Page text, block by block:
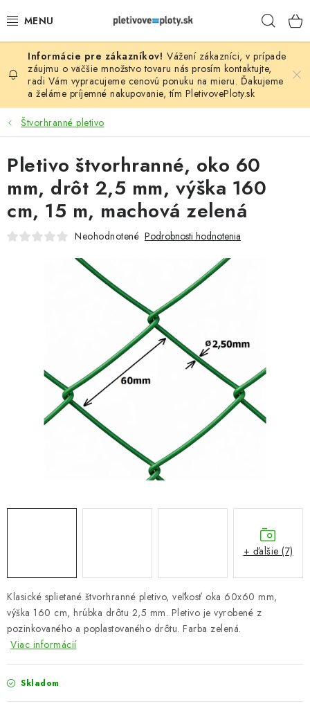
na
PLOTOVÉ PANELY
PLETIVO
STĹPIKY
PODHRABOVÉ DOSKY
BRÁNY A BRÁNKY
GABIÓNY (PLOTY, KOŠE)
PRÍSLUŠENSTVO
BETÓNOVÉ PLOTY
AKCIA - MIERNE POŠKODENÝ TOVAR
Vážení zákazníci, v prípade
záujmu o väčšie množstvo tovaru nás prosím kontaktujte,
radi Vám vypracujeme cenovú ponuku na mieru. Ďakujeme
a želáme príjemné nakupovanie, tím PletivovePloty.sk
Štvorhranné pletivo
Klasické splietané štvorhranné pletivo, veľkosť oka 60x60 mm,
výška 160 cm, hrúbka drôtu 2,5 mm. Pletivo je vyrobené z
pozinkovaného a poplastovaného drôtu. Farba zelená.
Viac informácií
Skladom
Pletivo štvorhranné, oko 60
mm, drôt 2,5 mm, výška 160
cm, 15 m, machová zelená
Neohodnotené Podrobnosti hodnotenia
+ ďalšie (7)